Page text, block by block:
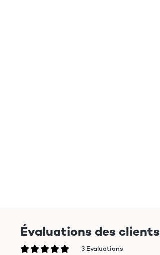
Évaluations des clients
3 Evaluations